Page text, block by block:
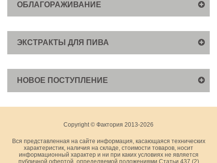
ОБЛАГОРАЖИВАНИЕ
ЭКСТРАКТЫ ДЛЯ ПИВА
НОВОЕ ПОСТУПЛЕНИЕ
Copyright © Фактория 2013-2026
Вся представленная на сайте информация, касающаяся технических
характеристик, наличия на складе, стоимости товаров, носит
информационный характер и ни при каких условиях не является